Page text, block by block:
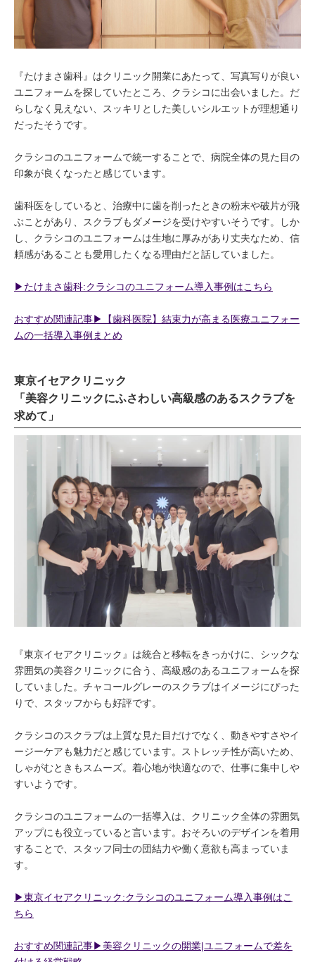
『たけまさ歯科』はクリニック開業にあたって、写真写りが良い
ユニフォームを探していたところ、クラシコに出会いました。だ
らしなく見えない、スッキリとした美しいシルエットが理想通り
だったそうです。
クラシコのユニフォームで統一することで、病院全体の見た目の
印象が良くなったと感じています。
歯科医をしていると、治療中に歯を削ったときの粉末や破片が飛
ぶことがあり、スクラブもダメージを受けやすいそうです。しか
し、クラシコのユニフォームは生地に厚みがあり丈夫なため、信
頼感があることも愛用したくなる理由だと話していました。
▶︎たけまさ歯科:クラシコのユニフォーム導入事例はこちら
おすすめ関連記事▶︎【歯科医院】結束力が高まる医療ユニフォー
ムの一括導入事例まとめ
東京イセアクリニック
「美容クリニックにふさわしい高級感のあるスクラブを
求めて」
『東京イセアクリニック』は統合と移転をきっかけに、シックな
雰囲気の美容クリニックに合う、高級感のあるユニフォームを探
していました。チャコールグレーのスクラブはイメージにぴった
りで、スタッフからも好評です。
クラシコのスクラブは上質な見た目だけでなく、動きやすさやイ
ージーケアも魅力だと感じています。ストレッチ性が高いため、
しゃがむときもスムーズ。着心地が快適なので、仕事に集中しや
すいようです。
クラシコのユニフォームの一括導入は、クリニック全体の雰囲気
アップにも役立っていると言います。おそろいのデザインを着用
することで、スタッフ同士の団結力や働く意欲も高まっていま
す。
▶︎東京イセアクリニック:クラシコのユニフォーム導入事例はこ
ちら
おすすめ関連記事▶︎美容クリニックの開業|ユニフォームで差を